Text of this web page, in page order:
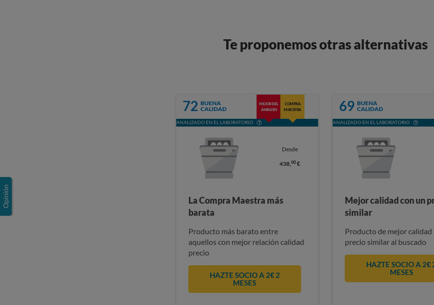
Te proponemos otras alternativas
72 BUENA
CALIDAD
MEJOR DEL
ANÁLISIS
COMPRA
MAESTRA
ANALIZADO EN EL LABORATORIO
Desde
438,00€
La Compra Maestra más
barata
Producto más barato entre
aquellos con mejor relación calidad
precio
HAZTE SOCIO A 2€ 2
MESES
69 BUENA
CALIDAD
ANALIZADO EN EL LABORATORIO
Mejor calidad con un
similar
Producto de mejor calidad
precio similar al buscado
HAZTE SOCIO A 2€
MESES